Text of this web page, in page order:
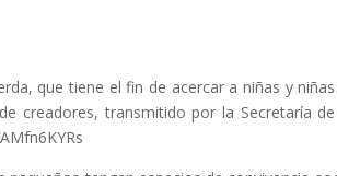
que tiene el fin de acercar a niñas y
creadores, transmitido por la Secretaría